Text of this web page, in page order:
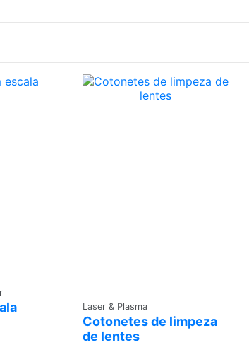
Laser & Plasma
Cotonetes de limpeza
de lentes